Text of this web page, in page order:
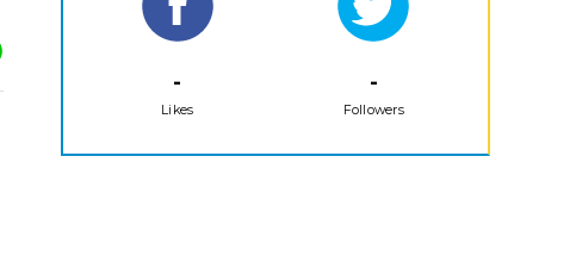
-
Likes
-
Followers